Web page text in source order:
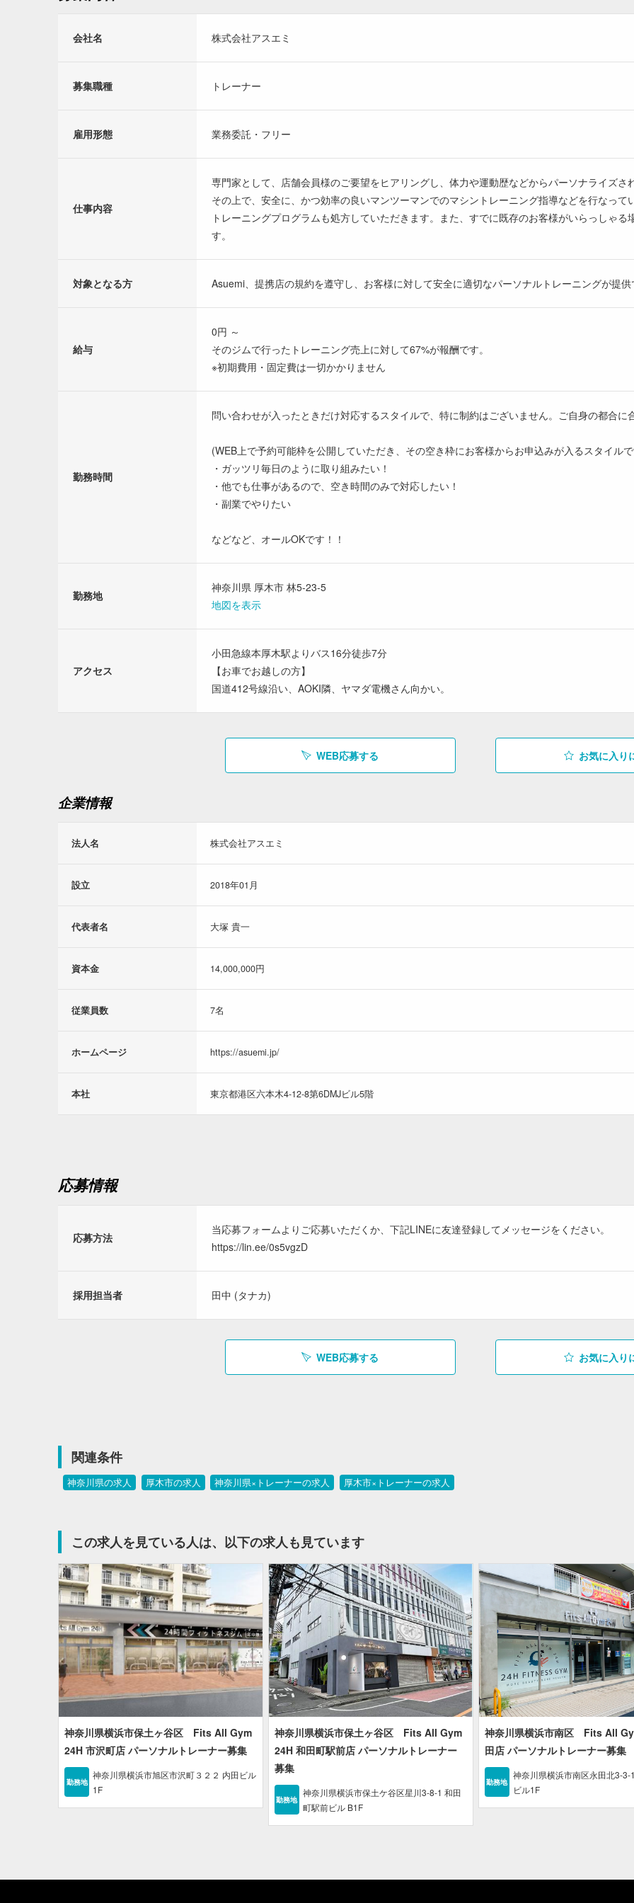
会社名 株式会社アスエミ
募集職種 トレーナー
雇用形態 業務委託・フリー
仕事内容
専門家として、店舗会員様のご要望をヒアリングし、体力や運動歴などからパーソナライズ
その上で、安全に、かつ効率の良いマンツーマンでのマシントレーニング指導などを行なっ
トレーニングプログラムも処方していただきます。また、すでに既存のお客様がいらっしゃ
す。
対象となる方 Asuemi、提携店の規約を遵守し、お客様に対して安全に適切なパーソナルトレーニングが提
給与
0円 ～
そのジムで行ったトレーニング売上に対して67%が報酬です。
※初期費用・固定費は一切かかりません
勤務時間
問い合わせが入ったときだけ対応するスタイルで、特に制約はございません。ご自身の都合に
(WEB上で予約可能枠を公開していただき、その空き枠にお客様からお申込みが入るスタイル
・ガッツリ毎日のように取り組みたい！
・他でも仕事があるので、空き時間のみで対応したい！
・副業でやりたい
などなど、オールOKです！！
勤務地
神奈川県 厚木市 林5-23-5
地図を表示
アクセス
小田急線本厚木駅よりバス16分徒歩7分
【お車でお越しの方】
国道412号線沿い、AOKI隣、ヤマダ電機さん向かい。
WEB応募する お気に入り
企業情報
法人名 株式会社アスエミ
設立 2018年01月
代表者名 大塚 貴一
資本金 14,000,000円
従業員数 7名
ホームページ https://asuemi.jp/
本社 東京都港区六本木4-12-8第6DMJビル5階
応募情報
応募方法
当応募フォームよりご応募いただくか、下記LINEに友達登録してメッセージをください。
https://lin.ee/0s5vgzD
採用担当者 田中 (タナカ)
WEB応募する お気に入り
関連条件
神奈川県の求人 厚木市の求人 神奈川県×トレーナーの求人 厚木市×トレーナーの求人
この求人を見ている人は、以下の求人も見ています
神奈川県横浜市保土ヶ谷区 Fits All Gym
24H 市沢町店 パーソナルトレーナー募集
勤務地
神奈川県横浜市旭区市沢町３２２ 内田ビル
1F
神奈川県横浜市保土ヶ谷区 Fits All Gym
24H 和田町駅前店 パーソナルトレーナー
募集
勤務地
神奈川県横浜市保土ケ谷区星川3-8-1 和田
町駅前ビル B1F
神奈川県横浜市南区 Fits All
田店 パーソナルトレーナー募集
勤務地
神奈川県横浜市南区永田北3-3-
ビル1F